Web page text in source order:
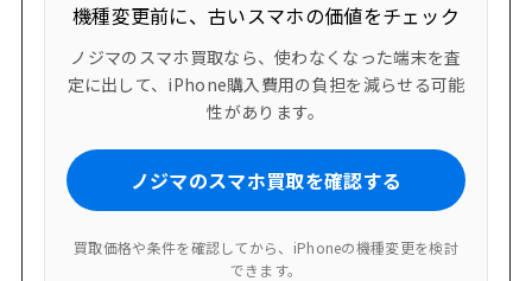
機種変更前に、古いスマホの価値をチェック
ノジマのスマホ買取なら、使わなくなった端末を査
定に出して、iPhone購入費用の負担を減らせる可能
性があります。
ノジマのスマホ買取を確認する
買取価格や条件を確認してから、iPhoneの機種変更を検討
できます。